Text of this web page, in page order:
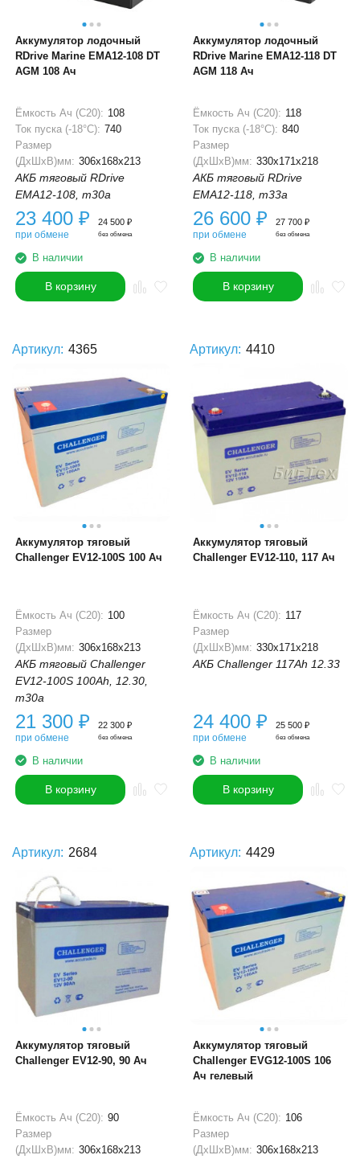
Аккумулятор лодочный
RDrive Marine EMA12-108 DT
AGM 108 Ач
Ёмкость Ач (С20): 108
Ток пуска (-18°С): 740
Размер
(ДхШхВ)мм: 306x168x213
АКБ тяговый RDrive
EMA12-108, m30a
23 400 ₽
при обмене
24 500 ₽
без обмена
В наличии
В корзину
Аккумулятор лодочный
RDrive Marine EMA12-118 DT
AGM 118 Ач
Ёмкость Ач (С20): 118
Ток пуска (-18°С): 840
Размер
(ДхШхВ)мм: 330x171x218
АКБ тяговый RDrive
EMA12-118, m33a
26 600 ₽
при обмене
27 700 ₽
без обмена
В наличии
В корзину
Артикул: 4365
Аккумулятор тяговый
Challenger EV12-100S 100 Ач
Ёмкость Ач (С20): 100
Размер
(ДхШхВ)мм: 306x168x213
АКБ тяговый Challenger
EV12-100S 100Ah, 12.30,
m30a
21 300 ₽
при обмене
22 300 ₽
без обмена
В наличии
В корзину
Артикул: 4410
Аккумулятор тяговый
Challenger EV12-110, 117 Ач
Ёмкость Ач (С20): 117
Размер
(ДхШхВ)мм: 330x171x218
АКБ Challenger 117Ah 12.33
24 400 ₽
при обмене
25 500 ₽
без обмена
В наличии
В корзину
Артикул: 2684
Аккумулятор тяговый
Challenger EV12-90, 90 Ач
Ёмкость Ач (С20): 90
Размер
(ДхШхВ)мм: 306x168x213
Артикул: 4429
Аккумулятор тяговый
Challenger EVG12-100S 106
Ач гелевый
Ёмкость Ач (С20): 106
Размер
(ДхШхВ)мм: 306x168x213